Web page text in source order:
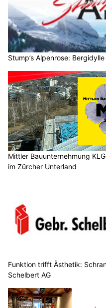
Stump’s Alpenrose:
Mittler Bauunternehmung
im Zürcher Unterland
Funktion trifft Ästhetik:
Schelbert AG